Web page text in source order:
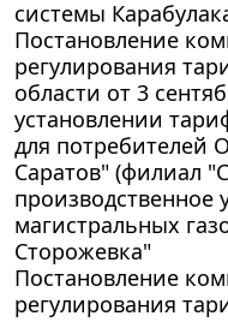
системы
Постановление
регулирования
области от 3
установлении
для потребителей
Саратов" (филиал
производственное
магистральных
Сторожевка"
Постановление
регулирования